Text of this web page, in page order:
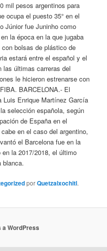
mil pesos argentinos para
ocupa el puesto 35° en el
Júnior fue Juninho como
la época en la que jugaba
bolsas de plástico de
estará entre el español y el
últimas carreras del
le hicieron estrenarse con
BARCELONA.- El
Luis Enrique Martínez García
selección española, según
de España en el
en el caso del argentino,
el Barcelona fue en la
la 2017/2018, el último
blanca.
porQuetzalxochitl.
a WordPress